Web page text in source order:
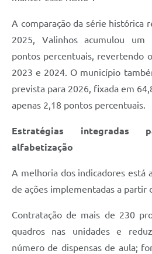
A comparação da série histórica
2025, Valinhos acumulou um
pontos percentuais, revertendo
2023 e 2024. O município
prevista para 2026, fixada em
apenas 2,18 pontos percentuais.
Estratégias integradas
alfabetização
A melhoria dos indicadores está
de ações implementadas a partir
Contratação de mais de 230
quadros nas unidades e
número de dispensas de aula;